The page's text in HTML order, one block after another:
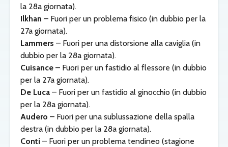
la 28a giornata).
Ilkhan – Fuori per un problema fisico (in dubbio per la
27a giornata).
Lammers – Fuori per una distorsione alla caviglia (in
dubbio per la 28a giornata).
Cuisance – Fuori per un fastidio al flessore (in dubbio
per la 27a giornata).
De Luca – Fuori per un fastidio al ginocchio (in dubbio
per la 28a giornata).
Audero – Fuori per una sublussazione della spalla
destra (in dubbio per la 28a giornata).
Conti – Fuori per un problema tendineo (stagione